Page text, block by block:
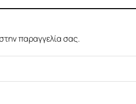
παραγγελία σας.